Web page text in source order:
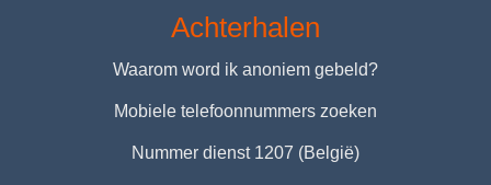
Achterhalen
Waarom word ik anoniem gebeld?
Mobiele telefoonnummers zoeken
Nummer dienst 1207 (België)